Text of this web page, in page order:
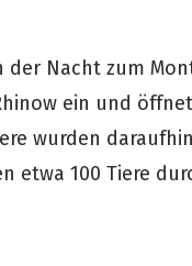
der Nacht zum
ein und
wurden
etwa 100 Tiere